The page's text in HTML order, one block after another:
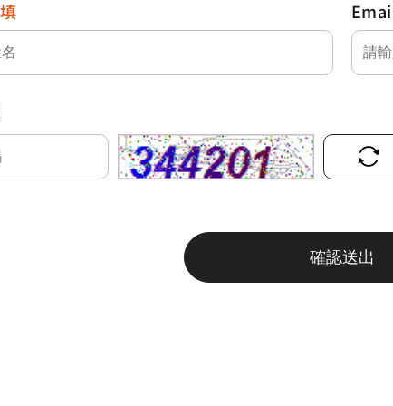
確認送出